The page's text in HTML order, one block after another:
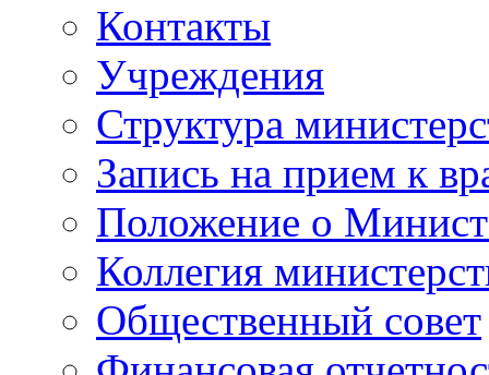
Контакты
Учреждения
Структура
Запись на прием к
Положение о
Коллегия
Общественный совет